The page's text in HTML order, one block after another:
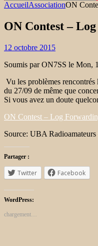
AccueilAssociationON
ON Contest –
12 octobre 2015
Soumis par ON7SS le Mon,
Vu les problèmes rencontrés
du 27/09 de même que
Si vous avez un doute
ON Contest – Log
Source: UBA
Partager :
Twitter Facebook
WordPress:
chargement…